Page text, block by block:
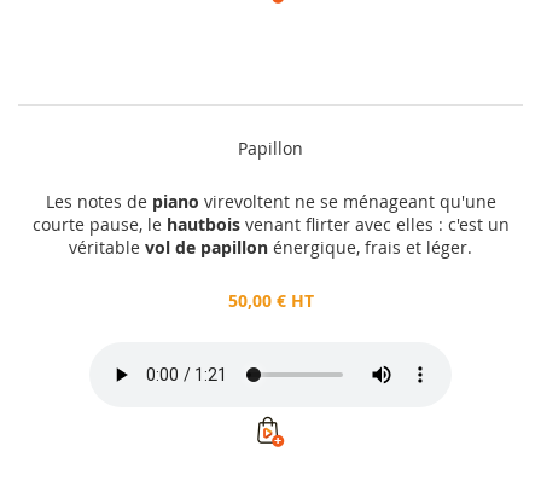
Papillon
Les notes de piano virevoltent ne se ménageant qu'une
courte pause, le hautboisvenant flirter avec elles : c'est un
véritable vol de papillon énergique, frais et léger.
50,00 € HT